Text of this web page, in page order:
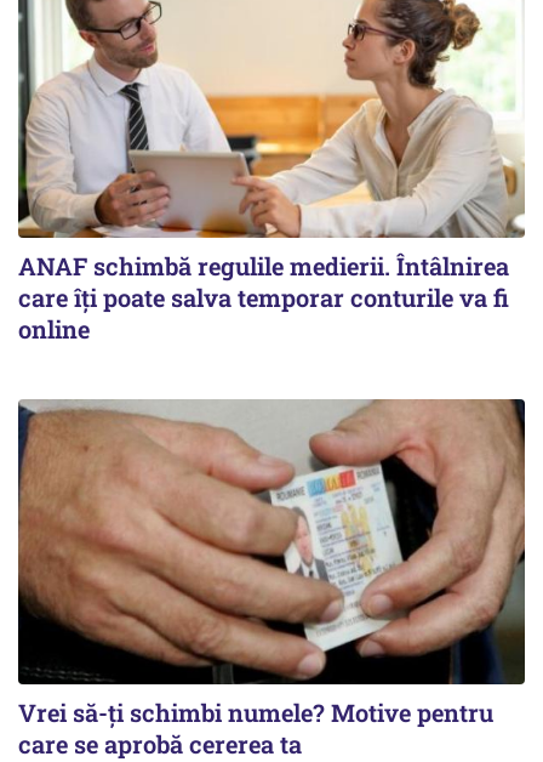
ANAF schimbă regulile medierii. Întâlnirea
care îți poate salva temporar conturile va fi
online
Vrei să-ți schimbi numele? Motive pentru
care se aprobă cererea ta